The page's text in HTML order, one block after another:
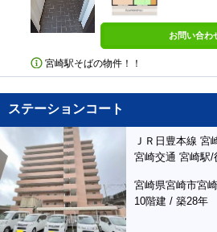
お問い合わ
宮崎駅そばの物件！！
ステーションコート
ＪＲ日豊本線 宮
宮崎交通 宮崎駅/
宮崎県宮崎市宮
10階建 / 築28年